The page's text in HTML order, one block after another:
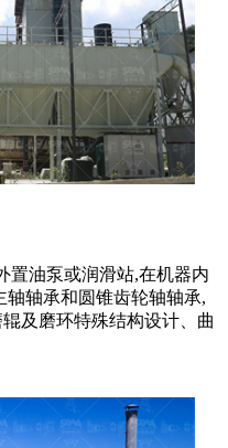
置油泵或润滑站,在机器内
轴承和圆锥齿轮轴轴承,
及磨环特殊结构设计、曲